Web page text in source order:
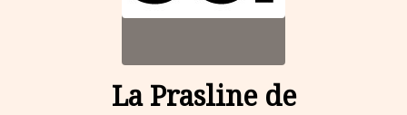
La Prasline de